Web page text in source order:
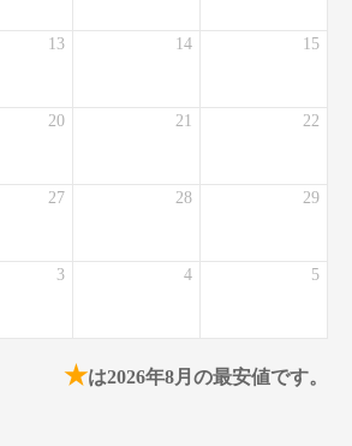
13 14 15
20 21 22
27 28 29
3 4 5
★は2026年8月の最安値です。